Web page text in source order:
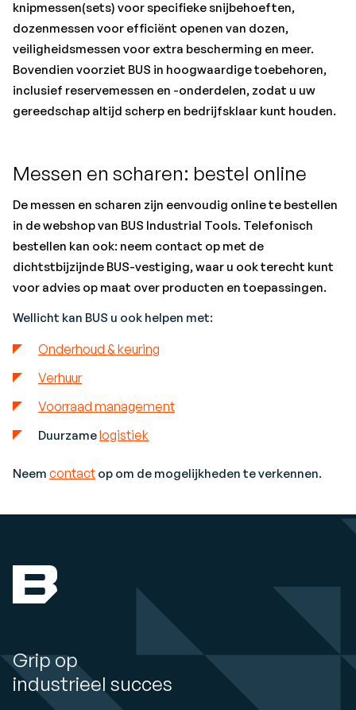
knipmessen(sets) voor specifieke snijbehoeften,
dozenmessen voor efficiënt openen van dozen,
veiligheidsmessen voor extra bescherming en meer.
Bovendien voorziet BUS in hoogwaardige toebehoren,
inclusief reservemessen en -onderdelen, zodat u uw
gereedschap altijd scherp en bedrijfsklaar kunt houden.
Messen en scharen: bestel online
De messen en scharen zijn eenvoudig online te bestellen
in de webshop van BUS Industrial Tools. Telefonisch
bestellen kan ook: neem contact op met de
dichtstbijzijnde BUS-vestiging, waar u ook terecht kunt
voor advies op maat over producten en toepassingen.
Wellicht kan BUS u ook helpen met:
Onderhoud & keuring
Verhuur
Voorraad management
Duurzamelogistiek
Neem contact op om de mogelijkheden te verkennen.
Grip op
industrieel succes